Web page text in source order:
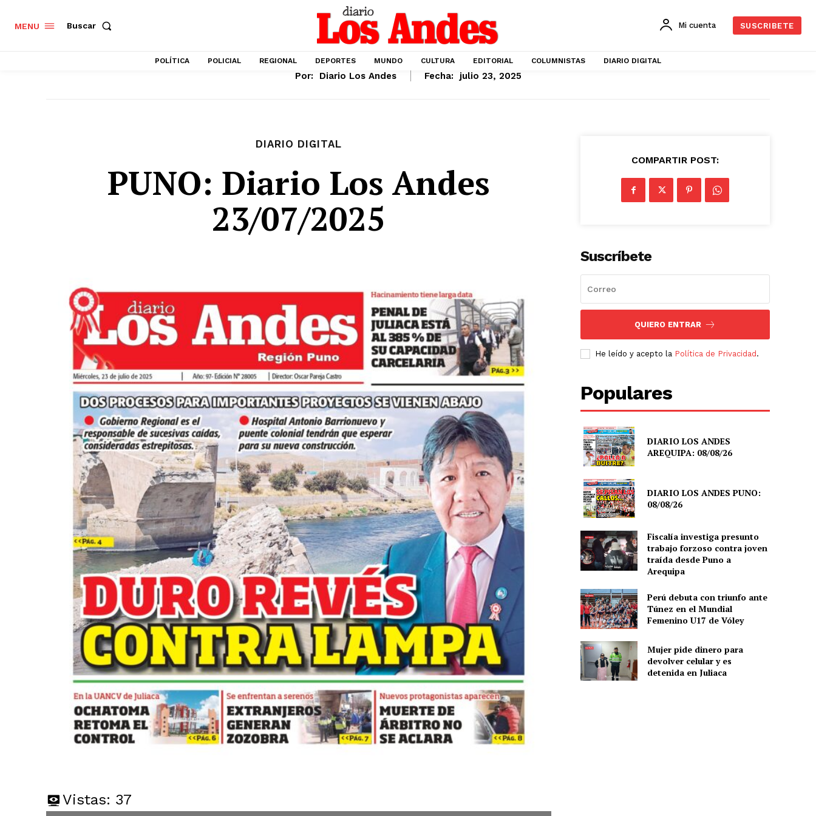
MENU Buscar Mi cuenta SUSCRIBETE
POLÍTICA POLICIAL REGIONAL DEPORTES MUNDO CULTURA EDITORIAL COLUMNISTAS DIARIO DIGITAL
Por: Diario Los Andes Fecha: julio 23, 2025
DIARIO DIGITAL
PUNO: Diario Los Andes
23/07/2025
Vistas: 37
COMPARTIR POST:
Suscríbete
QUIERO ENTRAR
He leído y acepto la Política de Privacidad .
Populares
DIARIO LOS ANDES
AREQUIPA: 08/08/26
DIARIO LOS ANDES PUNO:
08/08/26
Fiscalía investiga presunto
trabajo forzoso contra joven
traída desde Puno a
Arequipa
Perú debuta con triunfo ante
Túnez en el Mundial
Femenino U17 de Vóley
Mujer pide dinero para
devolver celular y es
detenida en Juliaca